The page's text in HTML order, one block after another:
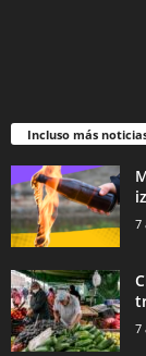
Incluso más
7
7